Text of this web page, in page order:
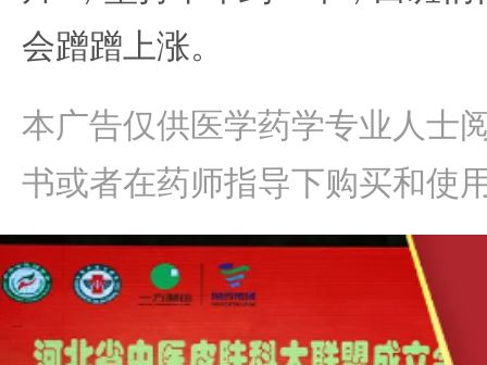
会蹭蹭上涨。
本广告仅供医学药学专业人士
书或者在药师指导下购买和使